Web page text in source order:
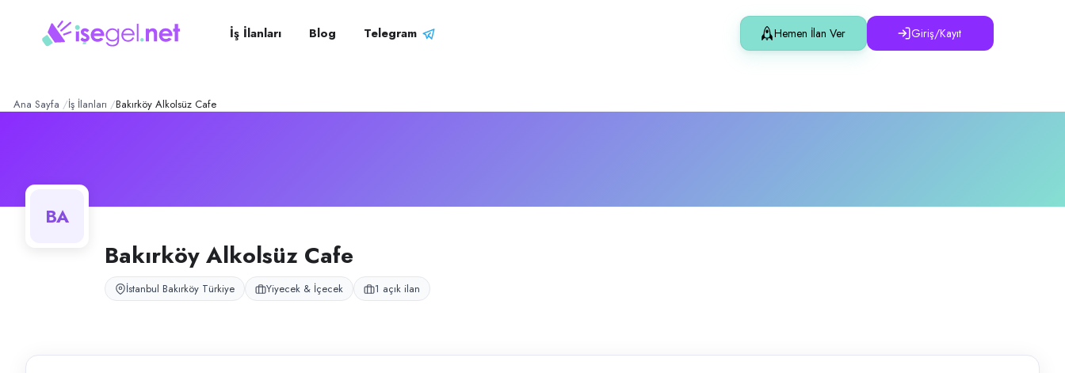
Alkolsüz Cafe – Şirket Profili
Bakırköy Alkolsüz Cafe, İstanbul Bakırköy’de alkolsüz cafe-restoran barista operasyonları yürütmektedir.
pozisyonlar İş İlanları Blog Telegram Hemen İlan Ver Giriş/Kayıt
Ana Sayfa İş İlanları Bakırköy Alkolsüz Cafe
BA
Bakırköy Alkolsüz Cafe
İstanbul Bakırköy Türkiye Yiyecek & İçecek 1 açık ilan